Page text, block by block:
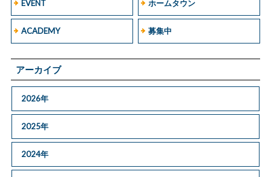
EVENT ホームタウン
ACADEMY 募集中
アーカイブ
2026年
2025年
2024年